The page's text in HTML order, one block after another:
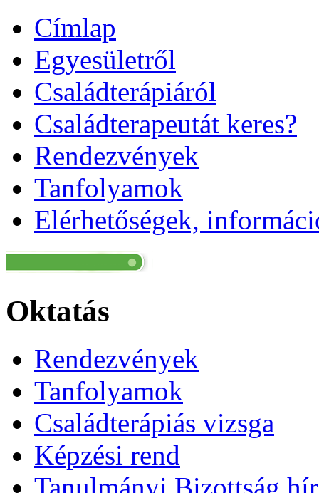
Címlap
Egyesületről
Családterápiáról
Családterapeutát keres?
Rendezvények
Tanfolyamok
Elérhetőségek,
Oktatás
Rendezvények
Tanfolyamok
Családterápiás vizsga
Képzési rend
Tanulmányi Bizottság